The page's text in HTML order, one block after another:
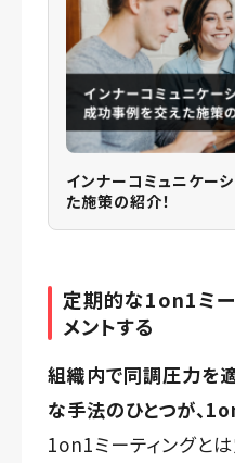
インナーコミュニケー
た施策の紹介！
定期的な1on1ミ
メントする
組織内で同調圧力を
な手法のひとつが、
1on1ミーティングと